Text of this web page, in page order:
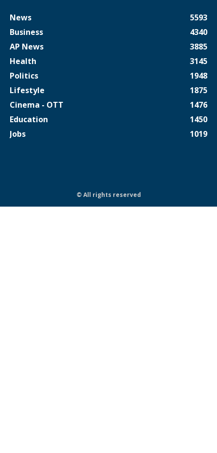
News
5593
Business
4340
AP News
3885
Health
3145
Politics
1948
Lifestyle
1875
Cinema - OTT
1476
Education
1450
Jobs
1019
© All rights reserved